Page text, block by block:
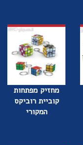
מחזיק מפתחות
קוביית רוביקס
המקורי